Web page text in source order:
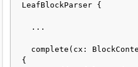
LeafBlockParser {
{